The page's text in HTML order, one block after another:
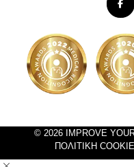
© 2026 IMPROVE
ΠΟΛΙΤΙΚΗ